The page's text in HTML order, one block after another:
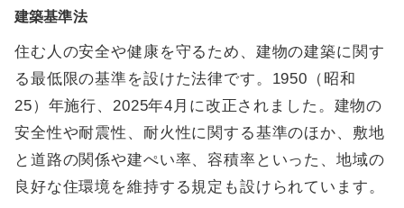
建築基準法
住む人の安全や健康を守るため、建物の建築に関す
る最低限の基準を設けた法律です。1950（昭和
25）年施行、2025年4月に改正されました。建物の
安全性や耐震性、耐火性に関する基準のほか、敷地
と道路の関係や建ぺい率、容積率といった、地域の
良好な住環境を維持する規定も設けられています。